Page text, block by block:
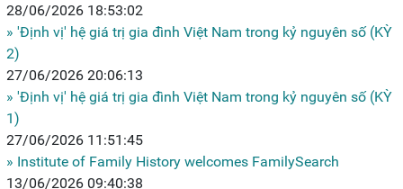
28/06/2026 18:53:02
» 'Định vị' hệ giá trị gia đình Việt Nam trong kỷ nguyên số (KỲ
2)
27/06/2026 20:06:13
» 'Định vị' hệ giá trị gia đình Việt Nam trong kỷ nguyên số (KỲ
1)
27/06/2026 11:51:45
» Institute of Family History welcomes FamilySearch
13/06/2026 09:40:38